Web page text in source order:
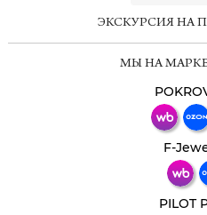
ЭКСКУРСИЯ НА
МЫ НА
F-
PILOT